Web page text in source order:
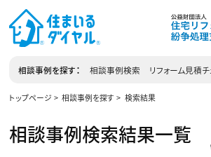
相談事例を探す 相談事例検索 リフォーム見積
トップページ 相談事例を探す 検索結果
相談事例検索結果一覧